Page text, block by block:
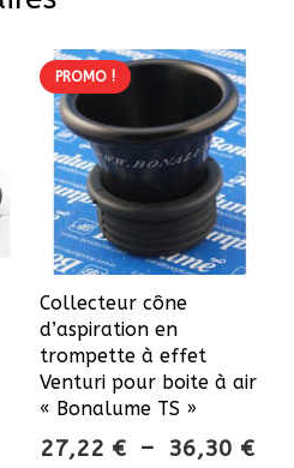
PROMO !
Collecteur cône
d’aspiration en
trompette à effet
Venturi pour boite à air
« Bonalume TS »
27,22 € – 36,30 €